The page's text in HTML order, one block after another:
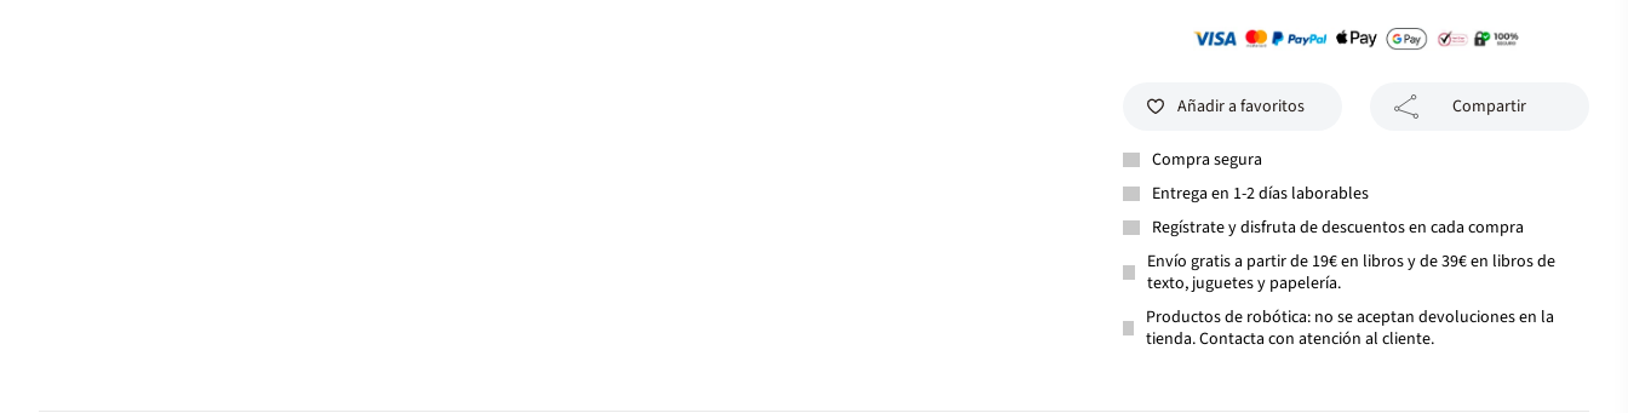
Añadir a favoritos Compartir
Compra segura
Entrega en 1-2 días laborables
Regístrate y disfruta de descuentos en cada compra
Envío gratis a partir de 19€ en libros y de 39€ en libros de
texto, juguetes y papelería.
Productos de robótica: no se aceptan devoluciones en la
tienda. Contacta con atención al cliente.